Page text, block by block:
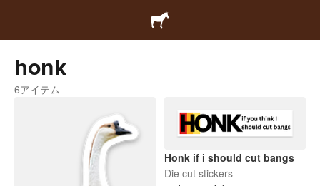
honk
6アイテム
Honk if i should cut bangs
Die cut stickers